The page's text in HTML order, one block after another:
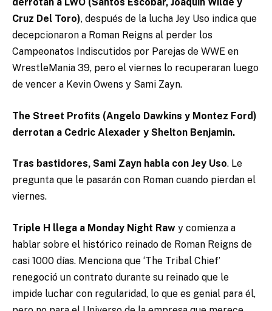
Cruz Del Toro), después de la lucha Jey Uso indica que
decepcionaron a Roman Reigns al perder los
Campeonatos Indiscutidos por Parejas de WWE en
WrestleMania 39, pero el viernes lo recuperaran luego
de vencer a Kevin Owens y Sami Zayn.
The Street Profits (Angelo Dawkins y Montez Ford)
derrotan a Cedric Alexader y Shelton Benjamin.
Tras bastidores, Sami Zayn habla con Jey Uso. Le
pregunta que le pasarán con Roman cuando pierdan el
viernes.
Triple H llega a Monday Night Raw y comienza a
hablar sobre el histórico reinado de Roman Reigns de
casi 1000 días. Menciona que ‘The Tribal Chief’
renegoció un contrato durante su reinado que le
impide luchar con regularidad, lo que es genial para él,